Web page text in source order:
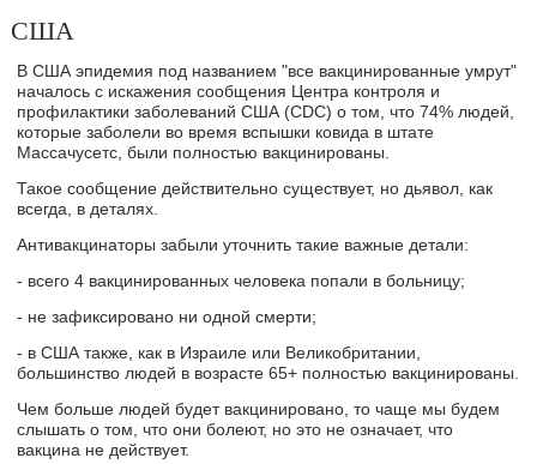
США
В США эпидемия под названием "все вакцинированные умрут"
началось с искажения сообщения Центра контроля и
профилактики заболеваний США (CDC) о том, что 74% людей,
которые заболели во время вспышки ковида в штате
Массачусетс, были полностью вакцинированы.
Такое сообщение действительно существует, но дьявол, как
всегда, в деталях.
Антивакцинаторы забыли уточнить такие важные детали:
- всего 4 вакцинированных человека попали в больницу;
- не зафиксировано ни одной смерти;
- в США также, как в Израиле или Великобритании,
большинство людей в возрасте 65+ полностью вакцинированы.
Чем больше людей будет вакцинировано, то чаще мы будем
слышать о том, что они болеют, но это не означает, что
вакцина не действует.